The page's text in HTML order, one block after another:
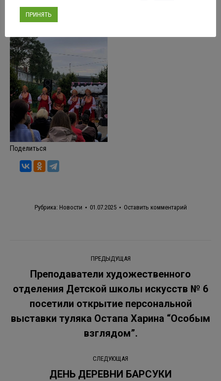
Поделиться
Рубрика: Новости 01.07.2025 Оставить комментарий
Навигация
записям
ПРЕДЫДУЩАЯ
Предыдущая
запись:
Преподаватели художественного
отделения Детской школы искусств № 6
посетили открытие персональной
выставки туляка Остапа Харина “Особым
взглядом”.
СЛЕДУЮЩАЯ
Следующая
ДЕНЬ ДЕРЕВНИ БАРСУКИ
ПРИНЯТЬ